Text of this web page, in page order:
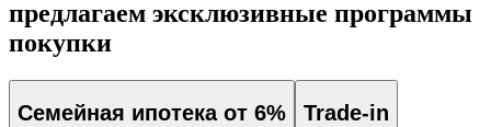
предлагаем эксклюзивные программы
покупки
Семейная ипотека от 6% Trade-in